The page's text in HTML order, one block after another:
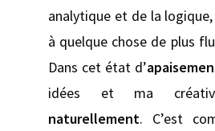
analytique et de la
à quelque chose de plus
Dans cet état d’
idées et ma
naturellement. C’est